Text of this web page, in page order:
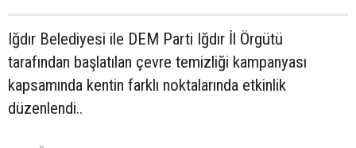
Iğdır Belediyesi ile DEM Parti Iğdır İl Örgütü
tarafından başlatılan çevre temizliği kampanyası
kapsamında kentin farklı noktalarında etkinlik
düzenlendi..